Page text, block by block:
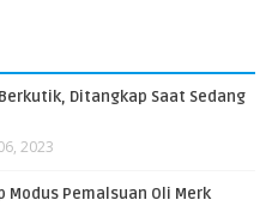
Ditangkap Saat Sedang
2023
Modus Pemalsuan Oli Merk